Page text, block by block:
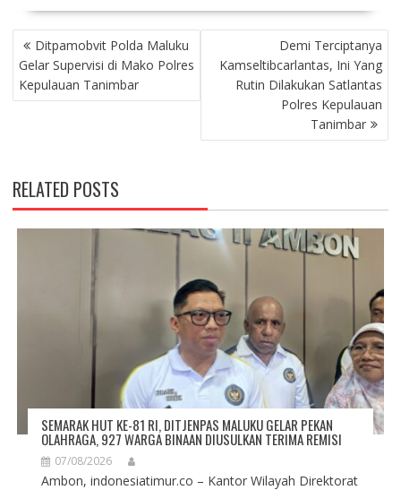
P
O
S
T
I
G
A
T
Ditpamobvit Polda Maluku
Gelar Supervisi di Mako Polres
Kepulauan Tanimbar
Demi Terciptanya
Kamseltibcarlantas, Ini Yang
Rutin Dilakukan Satlantas
Polres Kepulauan
Tanimbar
RELATED POSTS
SEMARAK HUT KE-81 RI, DITJENPAS MALUKU GELAR PEKAN
OLAHRAGA, 927 WARGA BINAAN DIUSULKAN TERIMA REMISI
07/08/2026
Ambon, indonesiatimur.co – Kantor Wilayah Direktorat